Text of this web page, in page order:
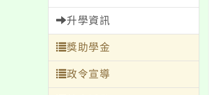
升學資訊
獎助學金
政令宣導